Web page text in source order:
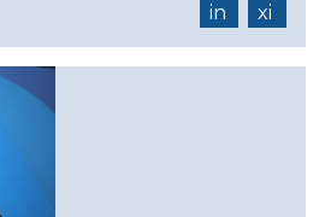
in xi